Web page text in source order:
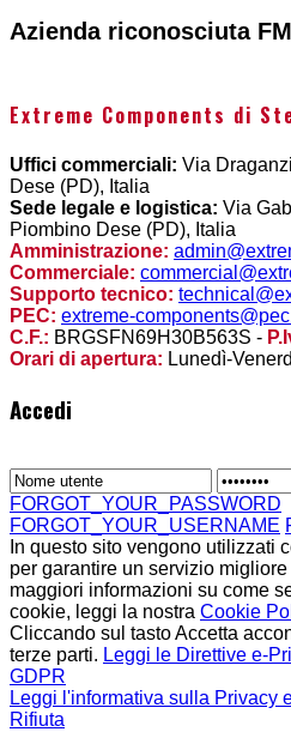
Azienda riconosciuta
Extreme Components di
Uffici commerciali: Via
Dese (PD), Italia
Sede legale e logistica: Via
Piombino Dese (PD), Italia
Amministrazione:
Commerciale:
Supporto tecnico:
PEC: extreme-
C.F.: BRGSFN69H30B563S -
Orari di apertura: Lunedì-
Accedi
FORGOT_YOUR_PASSWORD
FORGOT_YOUR_USERNAME
In questo sito vengono utilizzati
per garantire un servizio
maggiori informazioni su come
cookie, leggi la nostra Cookie
Cliccando sul tasto Accetta
terze parti. Leggi le Direttive e-
GDPR
Leggi l'informativa sulla Privacy
Rifiuta